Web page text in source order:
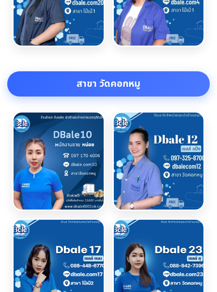
สาขา วัดคอกหมู